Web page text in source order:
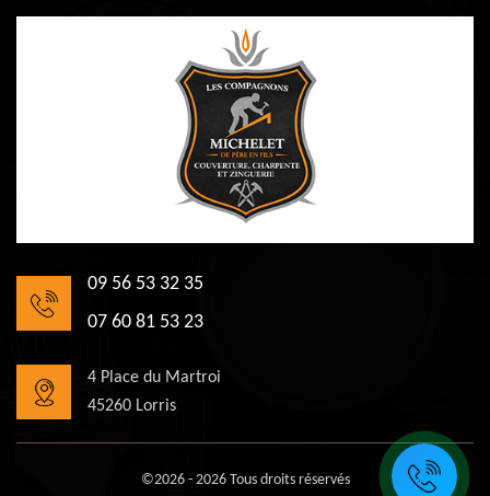
09 56 53 32 35
07 60 81 53 23
4 Place du Martroi
45260 Lorris
©2026 - 2026 Tous droits réservés